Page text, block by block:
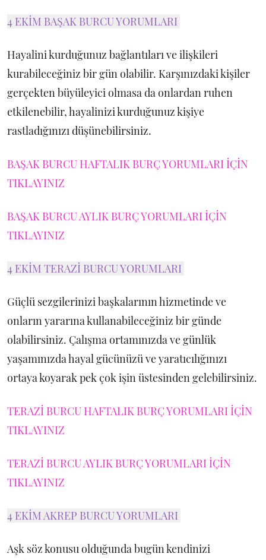
4 EKİM BAŞAK BURCU YORUMLARI
Hayalini kurduğunuz bağlantıları ve ilişkileri
kurabileceğiniz bir gün olabilir. Karşınızdaki kişiler
gerçekten büyüleyici olmasa da onlardan ruhen
etkilenebilir, hayalinizi kurduğunuz kişiye
rastladığınızı düşünebilirsiniz.
BAŞAK BURCU HAFTALIK BURÇ YORUMLARI İÇİN
TIKLAYINIZ
BAŞAK BURCU AYLIK BURÇ YORUMLARI İÇİN
TIKLAYINIZ
4 EKİM TERAZİ BURCU YORUMLARI
Güçlü sezgilerinizi başkalarının hizmetinde ve
onların yararına kullanabileceğiniz bir günde
olabilirsiniz. Çalışma ortamınızda ve günlük
yaşamınızda hayal gücünüzü ve yaratıcılığınızı
ortaya koyarak pek çok işin üstesinden gelebilirsiniz.
TERAZİ BURCU HAFTALIK BURÇ YORUMLARI İÇİN
TIKLAYINIZ
TERAZİ BURCU AYLIK BURÇ YORUMLARI İÇİN
TIKLAYINIZ
4 EKİM AKREP BURCU YORUMLARI
Aşk söz konusu olduğunda bugün kendinizi